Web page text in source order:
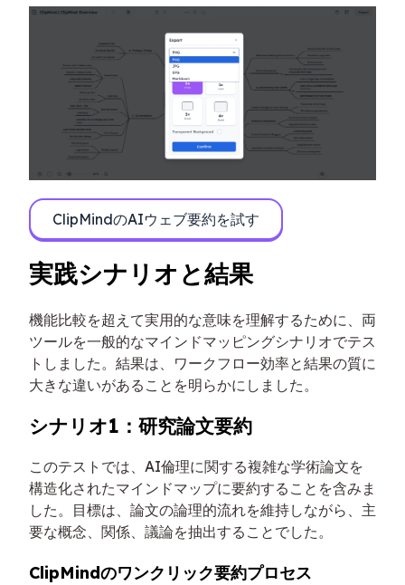
ClipMindのAIウェブ要約を試す
実践シナリオと結果
機能比較を超えて実用的な意味を理解するために、両
ツールを一般的なマインドマッピングシナリオでテス
トしました。結果は、ワークフロー効率と結果の質に
大きな違いがあることを明らかにしました。
シナリオ1：研究論文要約
このテストでは、AI倫理に関する複雑な学術論文を
構造化されたマインドマップに要約することを含みま
した。目標は、論文の論理的流れを維持しながら、主
要な概念、関係、議論を抽出することでした。
ClipMindのワンクリック要約プロセス